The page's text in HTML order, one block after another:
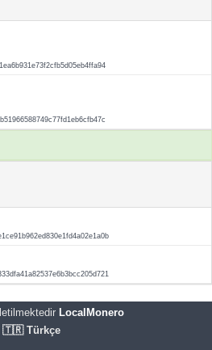
LocalMonero
🇹🇷 Türkçe